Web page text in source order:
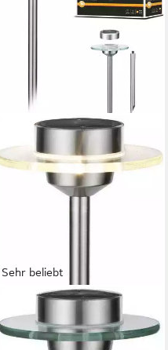
Sehr beliebt
LED Gartenleuchte Solarspieß
Ufo IP44 LED 1x0,2W